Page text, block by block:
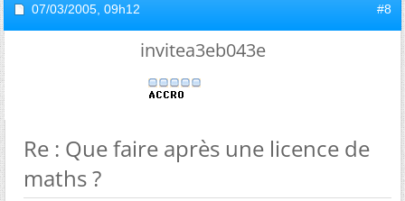
07/03/2005, 09h12 #8
invitea3eb043e
Re : Que faire après une licence de
maths ?